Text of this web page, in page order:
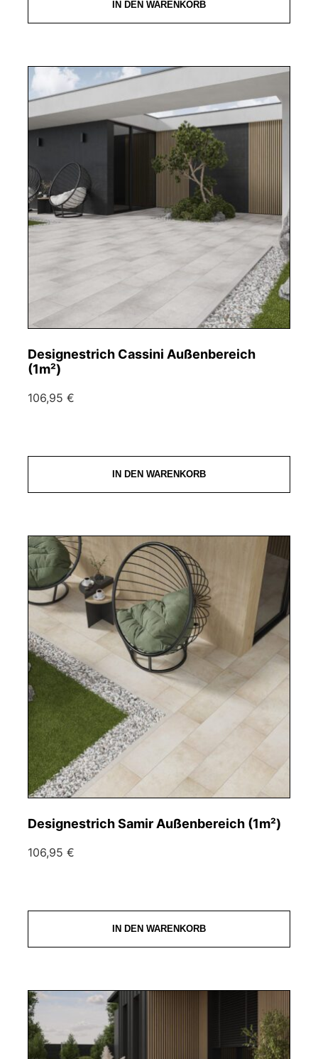
IN DEN WARENKORB
Designestrich Cassini Außenbereich
(1m²)
106,95 €
IN DEN WARENKORB
Designestrich Samir Außenbereich (1m²)
106,95 €
IN DEN WARENKORB